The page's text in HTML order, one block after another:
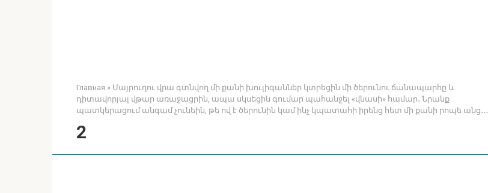
Главная » Մայրուղու վրա գտնվող մի քանի խուլիգաններ կտրեցին մի ծերունու ճանապարհը և
դիտավորյալ վթար առաջացրին, ապա սկսեցին գումար պահանջել «վնասի» համար․ Նրանք
պատկերացում անգամ չունեին, թե ով է ծերունին կամ ինչ կպատահի իրենց հետ մի քանի րոպե անց․․․
2